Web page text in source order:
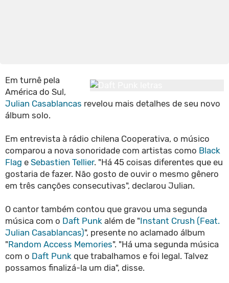
Em turnê pela
América do Sul,
Julian Casablancas revelou mais detalhes de seu novo
álbum solo.
Em entrevista à rádio chilena Cooperativa, o músico
comparou a nova sonoridade com artistas como Black
Flag e Sebastien Tellier. "Há 45 coisas diferentes que eu
gostaria de fazer. Não gosto de ouvir o mesmo gênero
em três canções consecutivas", declarou Julian.
O cantor também contou que gravou uma segunda
música com o Daft Punk além de "Instant Crush (Feat.
Julian Casablancas)", presente no aclamado álbum
"Random Access Memories". "Há uma segunda música
com o Daft Punk que trabalhamos e foi legal. Talvez
possamos finalizá-la um dia", disse.